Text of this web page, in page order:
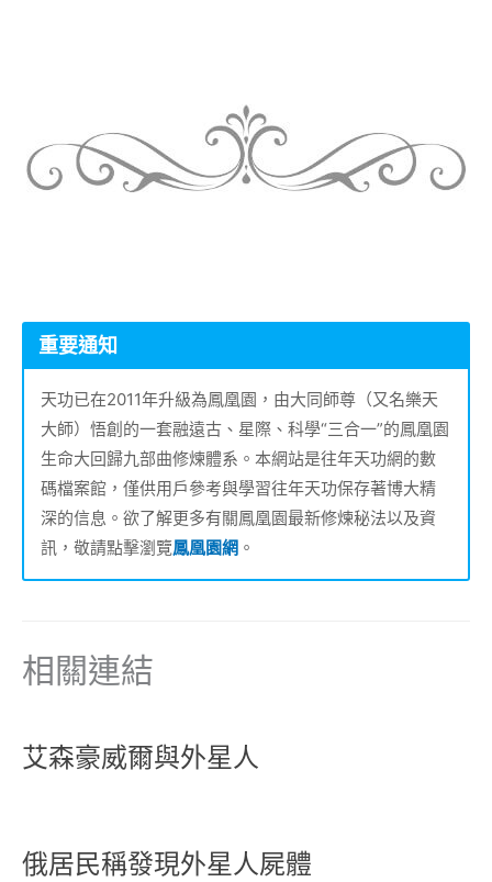
重要通知
天功已在2011年升級為鳳凰園，由大同師尊（又名樂天
大師）悟創的一套融遠古、星際、科學“三合一”的鳳凰園
生命大回歸九部曲修煉體系。本網站是往年天功網的數
碼檔案館，僅供用戶參考與學習往年天功保存著博大精
深的信息。欲了解更多有關鳳凰園最新修煉秘法以及資
訊，敬請點擊瀏覽鳳凰園網 。
相關連結
艾森豪威爾與外星人
俄居民稱發現外星人屍體